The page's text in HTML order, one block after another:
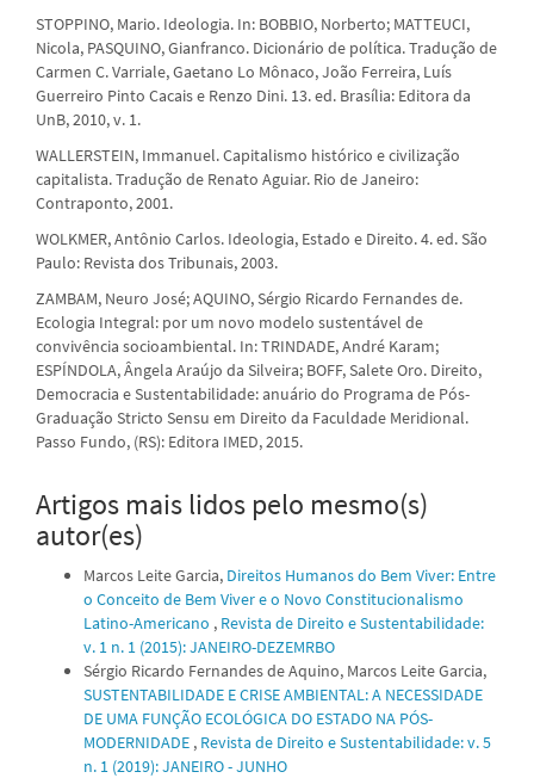
STOPPINO, Mario. Ideologia. In: BOBBIO, Norberto; MATTEUCI,
Nicola, PASQUINO, Gianfranco. Dicionário de política. Tradução de
Carmen C. Varriale, Gaetano Lo Mônaco, João Ferreira, Luís
Guerreiro Pinto Cacais e Renzo Dini. 13. ed. Brasília: Editora da
UnB, 2010, v. 1.
WALLERSTEIN, Immanuel. Capitalismo histórico e civilização
capitalista. Tradução de Renato Aguiar. Rio de Janeiro:
Contraponto, 2001.
WOLKMER, Antônio Carlos. Ideologia, Estado e Direito. 4. ed. São
Paulo: Revista dos Tribunais, 2003.
ZAMBAM, Neuro José; AQUINO, Sérgio Ricardo Fernandes de.
Ecologia Integral: por um novo modelo sustentável de
convivência socioambiental. In: TRINDADE, André Karam;
ESPÍNDOLA, Ângela Araújo da Silveira; BOFF, Salete Oro. Direito,
Democracia e Sustentabilidade: anuário do Programa de Pós-
Graduação Stricto Sensu em Direito da Faculdade Meridional.
Passo Fundo, (RS): Editora IMED, 2015.
Artigos mais lidos pelo mesmo(s)
autor(es)
Marcos Leite Garcia, Direitos Humanos do Bem Viver: Entre
o Conceito de Bem Viver e o Novo Constitucionalismo
Latino-Americano , Revista de Direito e Sustentabilidade:
v. 1 n. 1 (2015): JANEIRO-DEZEMRBO
Sérgio Ricardo Fernandes de Aquino, Marcos Leite Garcia,
SUSTENTABILIDADE E CRISE AMBIENTAL: A NECESSIDADE
DE UMA FUNÇÃO ECOLÓGICA DO ESTADO NA PÓS-
MODERNIDADE , Revista de Direito e Sustentabilidade: v. 5
n. 1 (2019): JANEIRO - JUNHO